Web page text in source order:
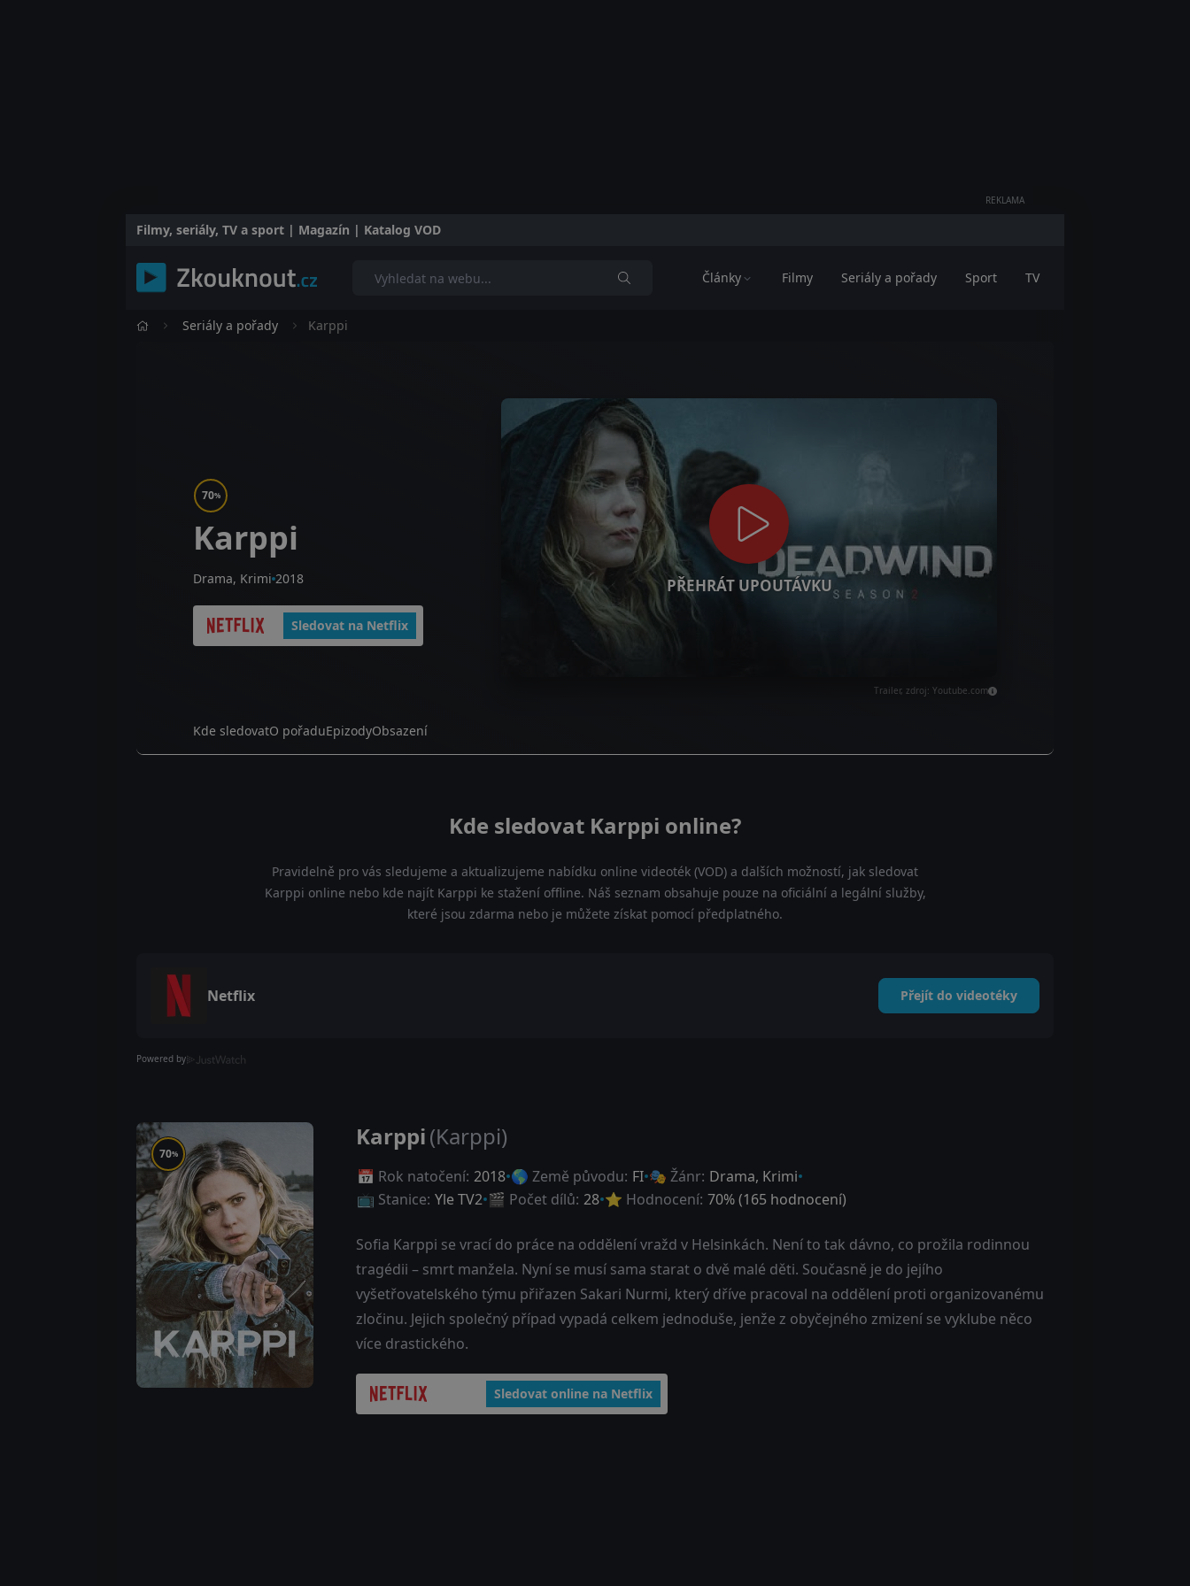
REKLAMA
Filmy, seriály, TV a sport | Magazín | Katalog VOD
Články Filmy Seriály a pořady Sport TV
Seriály a pořady Karppi
PŘEHRÁT UPOUTÁVKU
Trailer, zdroj: Youtube.com
70%
Karppi
Drama, Krimi 2018
Sledovat na Netflix
Kde sledovatO pořaduEpizodyObsazení
Kde sledovat Karppi online?
Pravidelně pro vás sledujeme a aktualizujeme nabídku online videoték (VOD) a dalších možností, jak sledovat
Karppi online nebo kde najít Karppi ke stažení offline. Náš seznam obsahuje pouze na oficiální a legální služby,
které jsou zdarma nebo je můžete získat pomocí předplatného.
Netflix Přejít do videotéky
Powered by
70%
Karppi(Karppi)
📅 Rok natočení: 2018 🌎 Země původu: FI 🎭 Žánr: Drama, Krimi
📺 Stanice: Yle TV2 🎬 Počet dílů: 28 ⭐ Hodnocení: 70% (165 hodnocení)
Sofia Karppi se vrací do práce na oddělení vražd v Helsinkách. Není to tak dávno, co prožila rodinnou
tragédii – smrt manžela. Nyní se musí sama starat o dvě malé děti. Současně je do jejího
vyšetřovatelského týmu přiřazen Sakari Nurmi, který dříve pracoval na oddělení proti organizovanému
zločinu. Jejich společný případ vypadá celkem jednoduše, jenže z obyčejného zmizení se vyklube něco
více drastického.
Sledovat online na Netflix